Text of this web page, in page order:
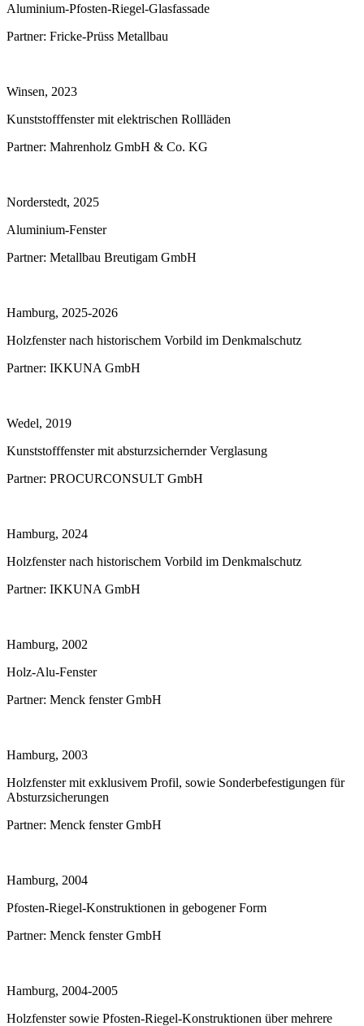
Aluminium-Pfosten-Riegel-Glasfassade
Partner: Fricke-Prüss Metallbau
Winsen, 2023
Kunststofffenster mit elektrischen Rollläden
Partner: Mahrenholz GmbH & Co. KG
Norderstedt, 2025
Aluminium-Fenster
Partner: Metallbau Breutigam GmbH
Hamburg, 2025-2026
Holzfenster nach historischem Vorbild im Denkmalschutz
Partner: IKKUNA GmbH
Wedel, 2019
Kunststofffenster mit absturzsichernder Verglasung
Partner: PROCURCONSULT GmbH
Hamburg, 2024
Holzfenster nach historischem Vorbild im Denkmalschutz
Partner: IKKUNA GmbH
Hamburg, 2002
Holz-Alu-Fenster
Partner: Menck fenster GmbH
Hamburg, 2003
Holzfenster mit exklusivem Profil, sowie Sonderbefestigungen für
Absturzsicherungen
Partner: Menck fenster GmbH
Hamburg, 2004
Pfosten-Riegel-Konstruktionen in gebogener Form
Partner: Menck fenster GmbH
Hamburg, 2004-2005
Holzfenster sowie Pfosten-Riegel-Konstruktionen über mehrere